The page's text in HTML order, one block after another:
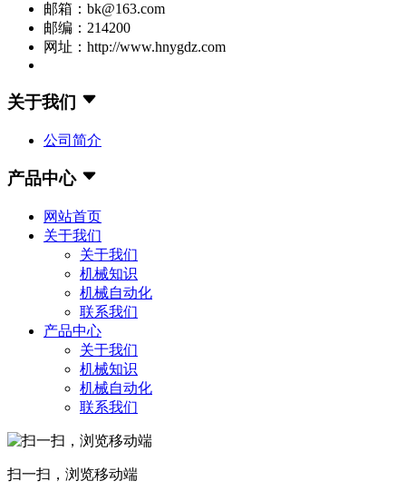
邮箱：bk@163.com
邮编：214200
网址：http://www.hnygdz.com
关于我们
公司简介
产品中心
网站首页
关于我们
关于我们
机械知识
机械自动化
联系我们
产品中心
关于我们
机械知识
机械自动化
联系我们
扫一扫，浏览移动端